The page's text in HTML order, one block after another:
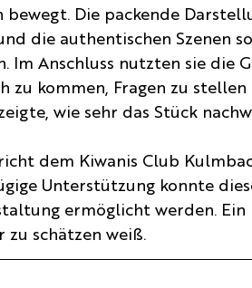
Die packende
die authentischen Szenen
Anschluss nutzten sie die
zu kommen, Fragen zu
wie sehr das Stück
dem Kiwanis Club
Unterstützung konnte
ermöglicht werden. Ein
zu schätzen weiß.